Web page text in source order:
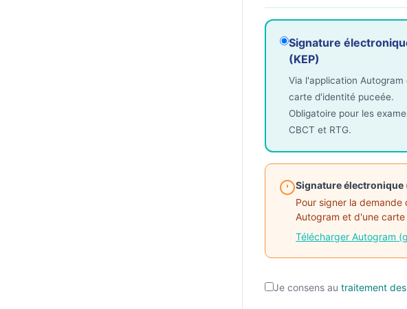
Signature
(KEP)
Via l'application Autogram
carte d'identité puceée.
Obligatoire pour les
CBCT et RTG.
Signature électronique
Pour signer la
Autogram et d'une
Télécharger Autogram
Je consens au traitement